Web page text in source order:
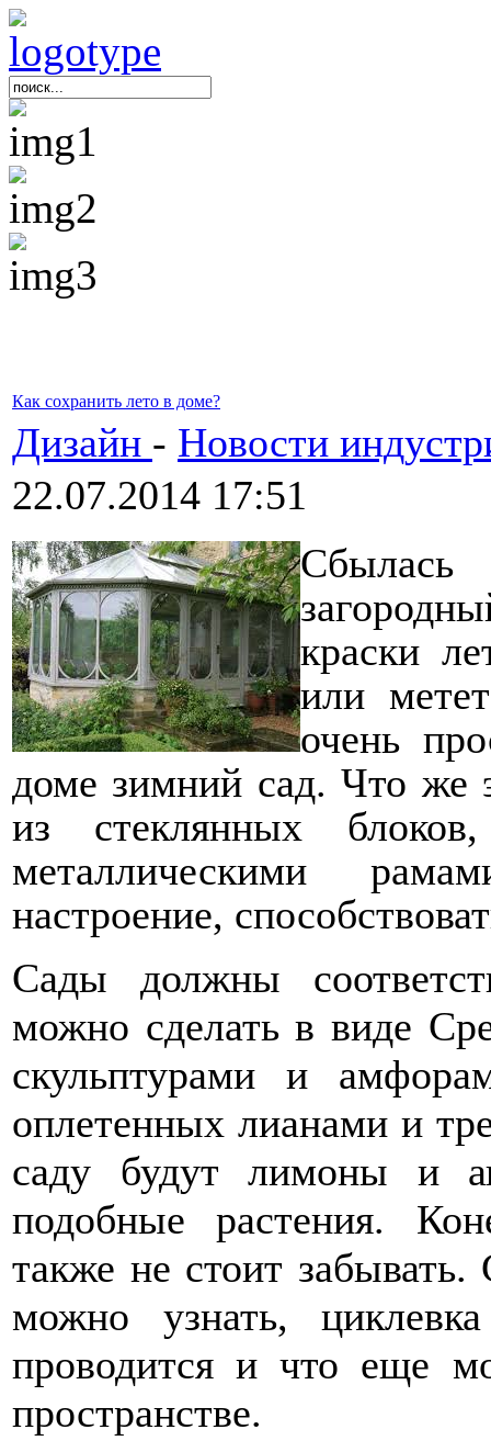
Как сохранить лето в доме?
Дизайн - Новости
22.07.2014 17:51
краски
или
очень
доме зимний сад. Что же
из стеклянных
металлическими
настроение,
Сады должны
можно сделать в виде
скульптурами и
оплетенных лианами и
саду будут лимоны и
подобные растения.
также не стоит
можно узнать,
проводится и что еще
пространстве.